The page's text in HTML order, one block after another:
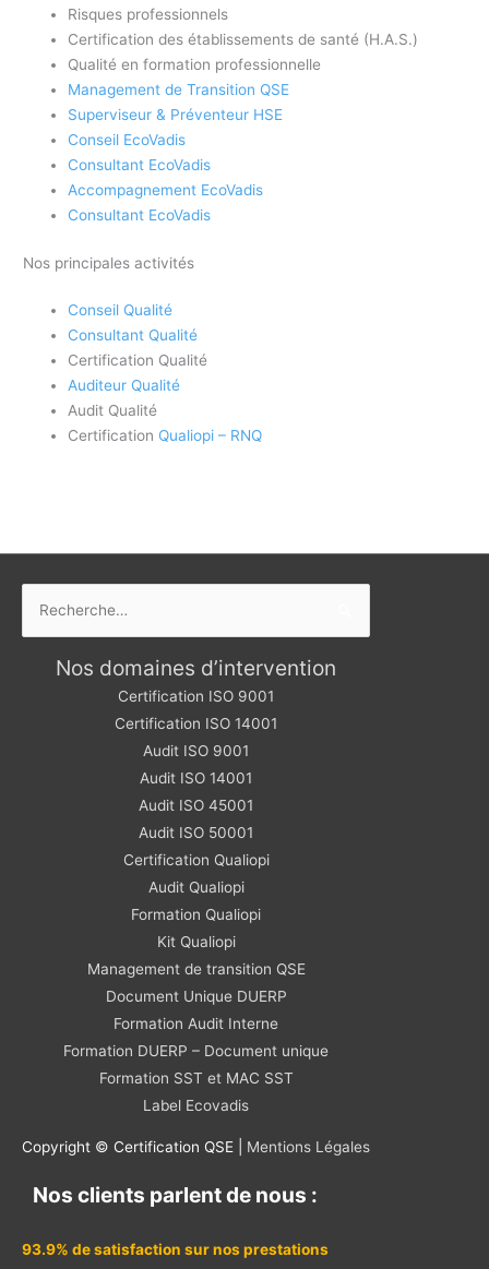
Risques professionnels
Certification des établissements de santé (H.A.S.)
Qualité en formation professionnelle
Management de Transition QSE
Superviseur & Préventeur HSE
Conseil EcoVadis
Consultant EcoVadis
Accompagnement EcoVadis
Consultant EcoVadis
Nos principales activités
Conseil Qualité
Consultant Qualité
Certification Qualité
Auditeur Qualité
Audit Qualité
Certification Qualiopi – RNQ
Nos domaines d’intervention
Certification ISO 9001
Certification ISO 14001
Audit ISO 9001
Audit ISO 14001
Audit ISO 45001
Audit ISO 50001
Certification Qualiopi
Audit Qualiopi
Formation Qualiopi
Kit Qualiopi
Management de transition QSE
Document Unique DUERP
Formation Audit Interne
Formation DUERP – Document unique
Formation SST et MAC SST
Label Ecovadis
Copyright © Certification QSE | Mentions Légales
Nos clients parlent de nous :
93.9% de satisfaction sur nos prestations